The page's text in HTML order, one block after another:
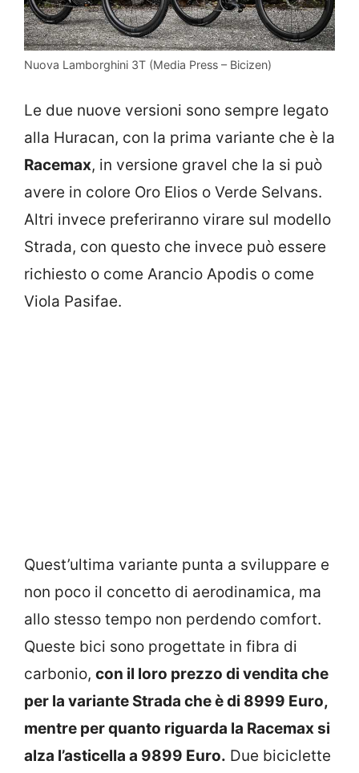
Nuova Lamborghini 3T (Media Press – Bicizen)
Le due nuove versioni sono sempre legato
alla Huracan, con la prima variante che è la
Racemax, in versione gravel che la si può
avere in colore Oro Elios o Verde Selvans.
Altri invece preferiranno virare sul modello
Strada, con questo che invece può essere
richiesto o come Arancio Apodis o come
Viola Pasifae.
Quest’ultima variante punta a sviluppare e
non poco il concetto di aerodinamica, ma
allo stesso tempo non perdendo comfort.
Queste bici sono progettate in fibra di
carbonio, con il loro prezzo di vendita che
per la variante Strada che è di 8999 Euro,
mentre per quanto riguarda la Racemax si
alza l’asticella a 9899 Euro. Due biciclette